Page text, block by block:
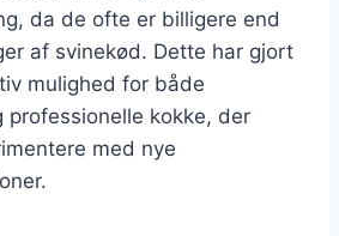
da de ofte er billigere end
af svinekød. Dette har gjort
mulighed for både
professionelle kokke, der
med nye